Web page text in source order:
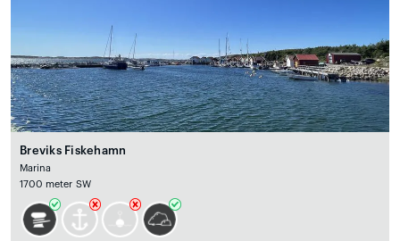
Breviks Fiskehamn
Marina
1700 meter SW